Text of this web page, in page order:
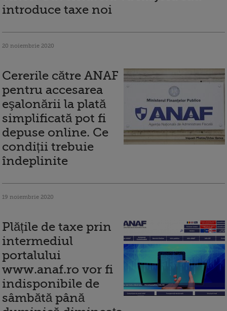
introduce taxe noi
20 noiembrie 2020
Cererile către ANAF
pentru accesarea
eşalonării la plată
simplificată pot fi
depuse online. Ce
condiții trebuie
îndeplinite
19 noiembrie 2020
Plățile de taxe prin
intermediul
portalului
www.anaf.ro vor fi
indisponibile de
sâmbătă până